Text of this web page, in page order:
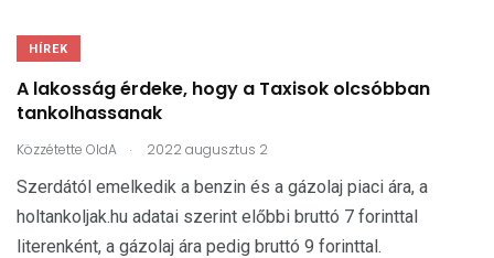
HÍREK
A lakosság érdeke, hogy a Taxisok olcsóbban
tankolhassanak
Közzétette OldA . 2022 augusztus 2
Szerdától emelkedik a benzin és a gázolaj piaci ára, a
holtankoljak.hu adatai szerint előbbi bruttó 7 forinttal
literenként, a gázolaj ára pedig bruttó 9 forinttal.